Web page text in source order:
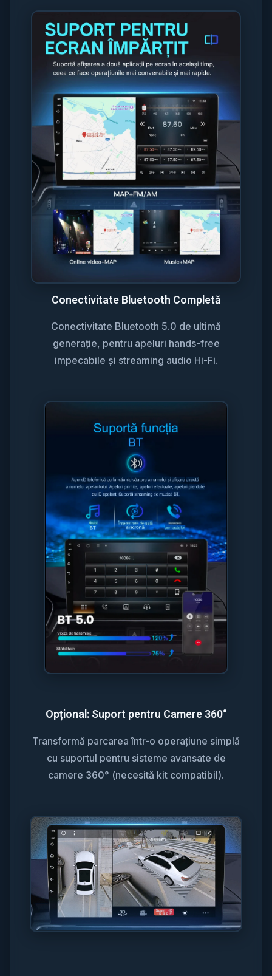
Conectivitate Bluetooth Completă
Conectivitate Bluetooth 5.0 de ultimă
generație, pentru apeluri hands-free
impecabile și streaming audio Hi-Fi.
Opțional: Suport pentru Camere 360°
Transformă parcarea într-o operațiune simplă
cu suportul pentru sisteme avansate de
camere 360° (necesită kit compatibil).